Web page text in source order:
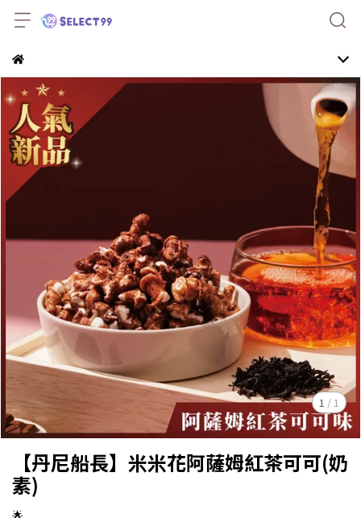
1 / 1
【丹尼船長】米米花阿薩姆紅茶可可(奶
素)
🌟